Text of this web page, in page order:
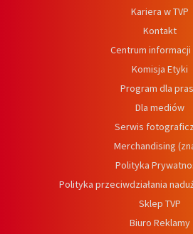
Kariera w TVP
Kontakt
Centrum informacji
Komisja Etyki
Program dla
Dla mediów
Serwis
Merchandising
Polityka
Polityka przeciwdziałania
Sklep TVP
Biuro Reklamy